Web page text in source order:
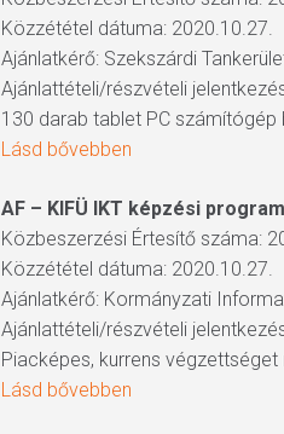
Közzététel dátuma: 2020.10.27.
Ajánlatkérő: Szekszárdi
Ajánlattételi/részvételi
130 darab tablet PC számítógép
Lásd bővebben
AF – KIFÜ IKT képzési
Közbeszerzési Értesítő száma:
Közzététel dátuma: 2020.10.27.
Ajánlatkérő: Kormányzati
Ajánlattételi/részvételi
Piacképes, kurrens
Lásd bővebben